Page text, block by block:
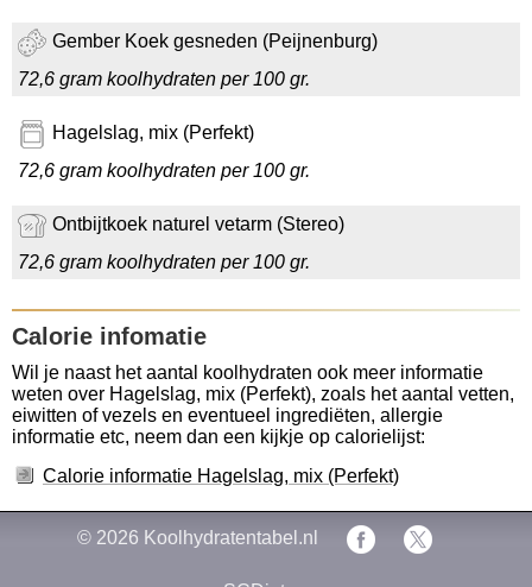
Gember Koek gesneden (Peijnenburg)
72,6 gram koolhydraten per 100 gr.
Hagelslag, mix (Perfekt)
72,6 gram koolhydraten per 100 gr.
Ontbijtkoek naturel vetarm (Stereo)
72,6 gram koolhydraten per 100 gr.
Calorie infomatie
Wil je naast het aantal koolhydraten ook meer informatie
weten over Hagelslag, mix (Perfekt), zoals het aantal vetten,
eiwitten of vezels en eventueel ingrediëten, allergie
informatie etc, neem dan een kijkje op calorielijst:
Calorie informatie Hagelslag, mix (Perfekt)
© 2026 Koolhydratentabel.nl